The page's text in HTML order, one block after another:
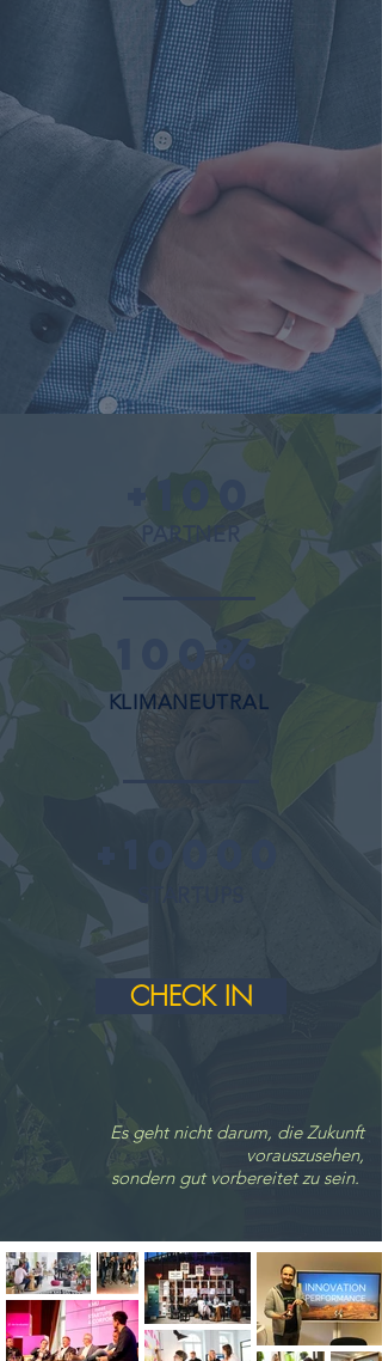
+100
PARTNER
100%
KLIMANEUTRAL
CHECK IN
Es geht nicht darum, die Zukunft
vorauszusehen,
sondern gut vorbereitet zu sein.